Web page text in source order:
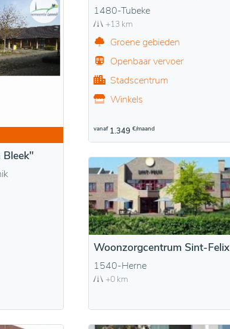
1480-Tubeke
+13 km
Groene gebieden
Openbaar vervoer
Stadscentrum
Winkels
vanaf 1.349 €/maand
Bleek"
Woonzorgcentrum Sint-Felix
1540-Herne
+0 km